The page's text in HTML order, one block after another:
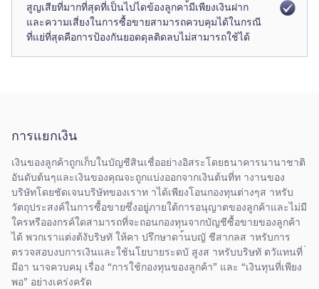
สูญเสียที่มากที่สุดที่เป็นไปไดข้องลูกคา้มีเพียงเงินฝาก
และความเสี่ยงในการซื้อขายสามารถควบคุมได้ในกรณี
ที่แย่ที่สุดคือการป้องกันยอดดุลติดลบไม่สามารถใช้ได้
การแยกเงิน
เงินของลูกค้าถูกเก็บในบัญชีสินเชื่ออย่างอิสระโดยธนาคารนานาชาติ
อันดับต้นๆและเงินของคุณจะถูกแบ่งออกจากเงินต้นที่ท างานของ
บริษัทโดยชัดเจนบริษัทของเราท าได้เพียงโอนกองทุนต่างๆส าหรับ
วัตถุประสงค์ในการซื้อขายซึ่งอยู่ภายใต้การอนุญาตของลูกค้าและไม่มี
ใครหรือองกรค์ใดสามารถที่จะถอนกองทุนจากบัญชีซื้อขายของลูกค้า
ได้ พวกเราแต่งต้งับริษทั ให้คา ปรึกษาดา้นบญั ชีสากลส าหรับการ
ตรวจสอบงบการเงินและใช้นโยบายระดบั สูงส าหรับบริษทั ตวัแทนที่ ่
มีอา นาจควบคมุ เรื่อง “การใช้กองทุนของลูกค้า” และ “เงินทุนที่เพียง
พอ” อย่างเคร่งครัด